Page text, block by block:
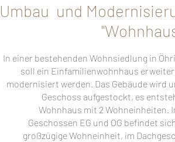
Umbau und
In einer bestehenden Wohnsiedlung in
soll ein Einfamilienwohnhaus
modernisiert werden. Das Gebäude wird
Geschoss aufgestockt, es
Wohnhaus mit 2 Wohneinheiten.
Geschossen EG und OG befindet
großzügige Wohneinheit, im